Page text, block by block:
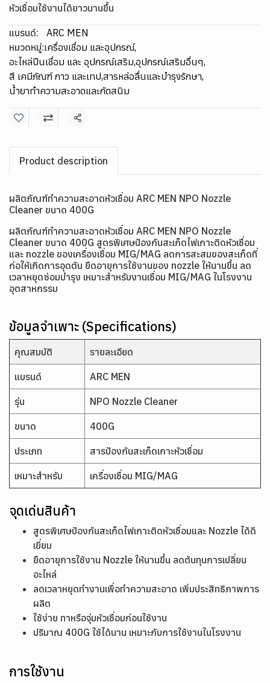
หัวเชื่อมใช้งานได้ยาวนานขึ้น
แบรนด์:
ARC MEN
หมวดหมู่:เครื่องเชื่อม และอุปกรณ์,
อะไหล่ปืนเชื่อม และ อุปกรณ์เสริม,อุปกรณ์เสริมอื่นๆ,
สี เคมีภัณฑ์ กาว และเทป,สารหล่อลื่นและบำรุงรักษา,
น้ำยาทำความสะอาดและกัดสนิม
แชร์
Product description
ผลิตภัณฑ์ทำความสะอาดหัวเชื่อม ARC MEN NPO Nozzle
Cleaner ขนาด 400G
ผลิตภัณฑ์ทำความสะอาดหัวเชื่อม ARC MEN NPO Nozzle
Cleaner ขนาด 400G สูตรพิเศษป้องกันสะเก็ดไฟเกาะติดหัวเชื่อม
และ nozzle ของเครื่องเชื่อม MIG/MAG ลดการสะสมของสะเก็ดที่
ก่อให้เกิดการอุดตัน ยืดอายุการใช้งานของ nozzle ให้นานขึ้น ลด
เวลาหยุดซ่อมบำรุง เหมาะสำหรับงานเชื่อม MIG/MAG ในโรงงาน
อุตสาหกรรม
ข้อมูลจำเพาะ (Specifications)
คุณสมบัติ รายละเอียด
แบรนด์ ARC MEN
รุ่น NPO Nozzle Cleaner
ขนาด 400G
ประเภท สารป้องกันสะเก็ดเกาะหัวเชื่อม
เหมาะสำหรับ เครื่องเชื่อม MIG/MAG
จุดเด่นสินค้า
สูตรพิเศษป้องกันสะเก็ดไฟเกาะติดหัวเชื่อมและ Nozzle ได้ดี
เยี่ยม
ยืดอายุการใช้งาน Nozzle ให้นานขึ้น ลดต้นทุนการเปลี่ยน
อะไหล่
ลดเวลาหยุดทำงานเพื่อทำความสะอาด เพิ่มประสิทธิภาพการ
ผลิต
ใช้ง่าย ทาหรือจุ่มหัวเชื่อมก่อนใช้งาน
ปริมาณ 400G ใช้ได้นาน เหมาะกับการใช้งานในโรงงาน
การใช้งาน